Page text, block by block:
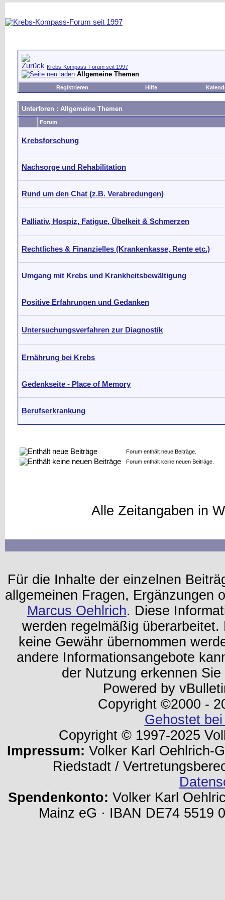
Krebs-Kompass-Forum seit 1997
Allgemeine Themen
Registrieren Hilfe
Unterforen : Allgemeine Themen
Forum
Krebsforschung
Nachsorge und Rehabilitation
Rund um den Chat (z.B. Verabredungen)
Palliativ, Hospiz, Fatigue, Übelkeit & Schmerzen
Rechtliches & Finanzielles (Krankenkasse, Rente etc.)
Umgang mit Krebs und Krankheitsbewältigung
Positive Erfahrungen und Gedanken
Untersuchungsverfahren zur Diagnostik
Ernährung bei Krebs
Gedenkseite - Place of Memory
Berufserkrankung
Forum enthält neue Beiträge.
Forum enthält keine neuen Beiträge.
Alle Zeitangaben in
Für die Inhalte der einzelnen
allgemeinen Fragen, Ergänzungen
Marcus Oehlrich. Diese
werden regelmäßig
keine Gewähr übernommen
andere Informationsangebote
der Nutzung erkennen
Powered by
Copyright ©2000 -
Gehostet
Copyright © 1997-2025
Impressum: Volker Karl Oehlrich-
Riedstadt /
Spendenkonto: Volker Karl
Mainz eG · IBAN DE74 5519